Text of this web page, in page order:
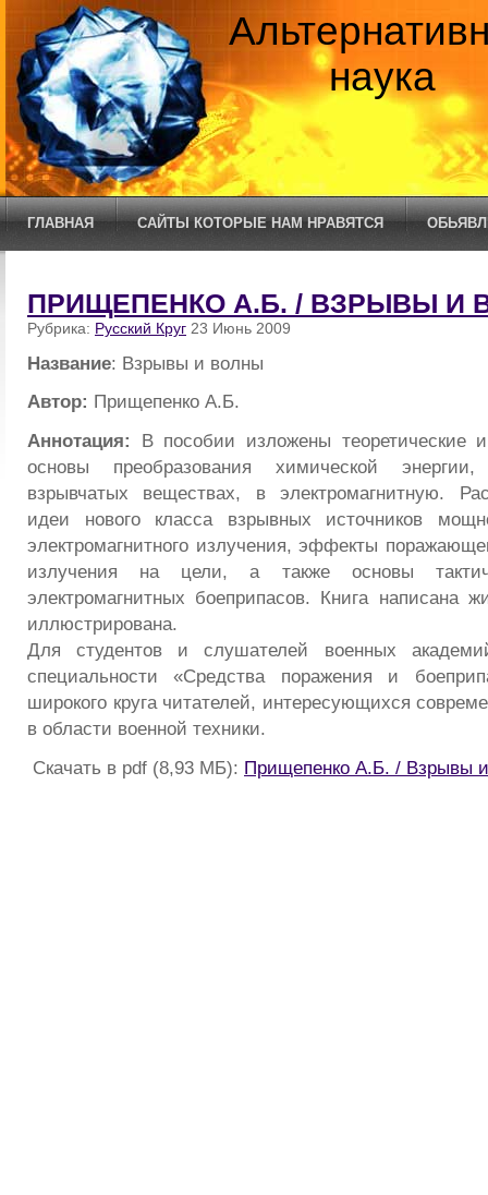
наука
ГЛАВНАЯ САЙТЫ КОТОРЫЕ НАМ НРАВЯТСЯ
ПРИЩЕПЕНКО А.Б. / ВЗРЫВЫ И
Рубрика: Русский Круг 23 Июнь 2009
Название: Взрывы и волны
Автор: Прищепенко А.Б.
Аннотация: В пособии изложены теоретические
основы преобразования химической
взрывчатых веществах, в электромагнитную.
идеи нового класса взрывных источников
электромагнитного излучения, эффекты
излучения на цели, а также основы
электромагнитных боеприпасов. Книга написана
иллюстрирована.
Для студентов и слушателей военных
специальности «Средства поражения и
широкого круга читателей, интересующихся
в области военной техники.
Скачать в pdf (8,93 МБ): Прищепенко А.Б. / Взрывы